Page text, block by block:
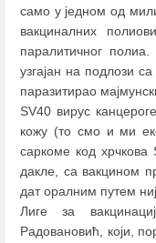
само у једном од
вакциналних
паралитичног полиа.
узгајан на подлози
паразитирао
SV40 вирус
кожу (то смо и ми
саркоме код
дакле, са вакцином
дат оралним путем
Лиге за
Радовановић, који,